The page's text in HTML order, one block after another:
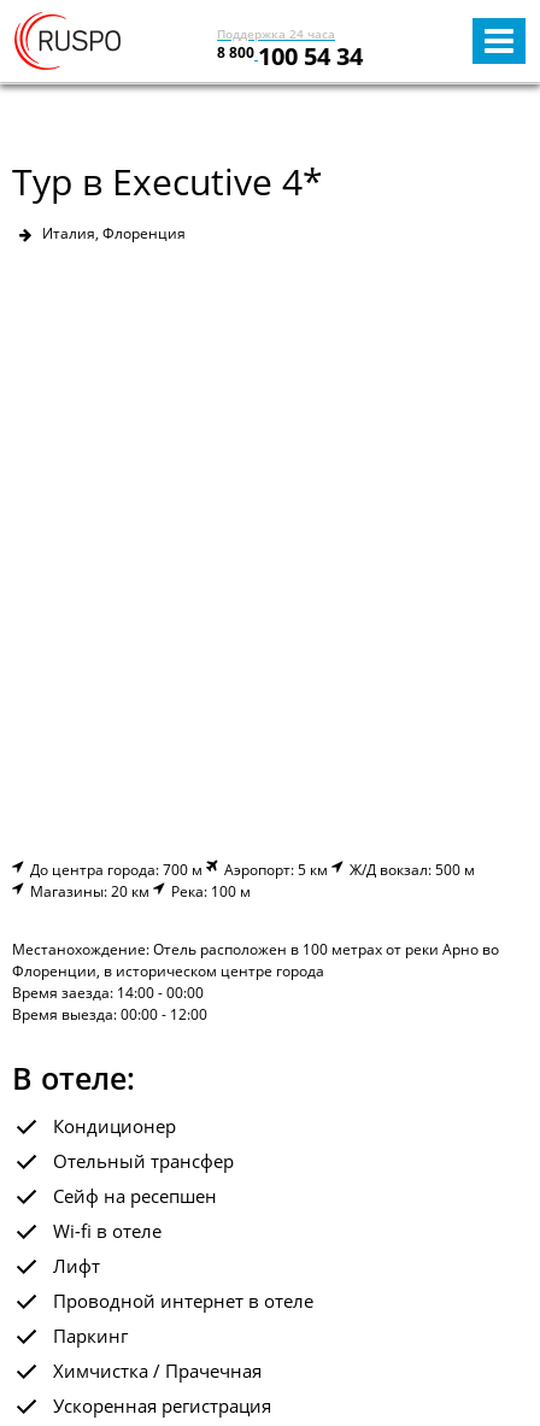
Поддержка 24 часа
8 800 100 54 34
Тур в Executive 4*
Италия, Флоренция
До центра города: 700 м Аэропорт: 5 км
Ж/Д вокзал: 500 м
Магазины: 20 км
Река: 100 м
Местанохождение: Отель расположен в 100 метрах от реки Арно во
Флоренции, в историческом центре города
Время заезда: 14:00 - 00:00
Время выезда: 00:00 - 12:00
В отеле:
Кондиционер
Отельный трансфер
Сейф на ресепшен
Wi-fi в отеле
Лифт
Проводной интернет в отеле
Паркинг
Химчистка / Прачечная
Ускоренная регистрация